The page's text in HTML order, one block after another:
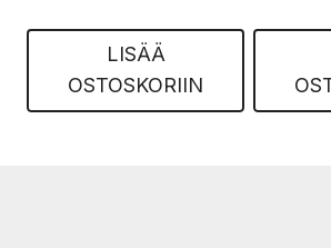
LISÄÄ
OSTOSKORIIN